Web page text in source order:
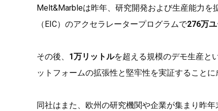
Melt&Marbleは昨年、研究開発および生産能力を
（EIC）のアクセラレータープログラムで276万ユ
その後、 1万リットルを超える規模のデモ生産と
ットフォームの拡張性と堅牢性を実証することに
同社はまた、欧州の研究機関や企業が集まり昨